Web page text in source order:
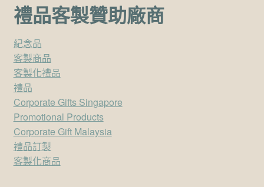
禮品客製贊助廠商
紀念品
客製商品
客製化禮品
禮品
Corporate Gifts Singapore
Promotional Products
Corporate Gift Malaysia
禮品訂製
客製化商品